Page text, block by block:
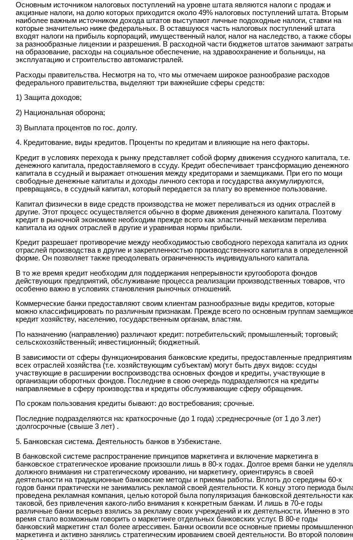
Основным источником налоговых поступлений на уровне штата являются налоги с продаж и
акцизные налоги, на долю которых приходится около 49% налоговых поступлений штата. Вторым
наиболее важным источником дохода штатов выступают личные подоходные налоги, ставки на
которые значительно ниже федеральных. В оставшуюся часть налоговых поступлений штата
входят налоги на прибыль корпораций, имущественный налог, налог на наследство, а также сборы
за разнообразные лицензии и разрешения. В расходной части бюджетов штатов занимают затраты
на образование, расходы на социальное обеспечение, на здравоохранение и больницы, на
эксплуатацию и строительство автомагистралей.
Расходы правительства. Hесмотря на то, что мы отмечаем широкое разнообразие расходов
федерального правительства, выделяют три важнейшие сферы средств:
1) Защита доходов;
2) Hациональная оборона;
3) Выплата процентов по гос. долгу.
4. Кредитование, виды кредитов. Проценты по кредитам и влияющие на него факторы.
Кредит в условиях перехода к рынку представляет собой форму движения ссудного капитала, т.е.
денежного капитала, предоставляемого в ссуду. Кредит обеспечивает трансформацию денежного
капитала в ссудный и выражает отношения между кредиторами и заемщиками. При его по мощи
свободные денежные капиталы и доходы личного сектора и государства аккумулируются,
превращаясь, в ссудный капитал, который передается за плату во временное пользование.
Капитал физически в виде средств производства не может переливаться из одних отраслей в
другие. Этот процесс осуществляется обычно в форме движения денежного капитала. Поэтому
кредит в рыночной экономике необходим прежде всего как эластичный механизм перелива
капитала из одних отраслей в другие и уравнивая нормы прибыли.
Кредит разрешает противоречие между необходимостью свободного перехода капитала из одних
отраслей производства в другие и закрепленностью производственного капитала в определенной
форме. Он позволяет также преодолевать ограниченность индивидуального капитала.
В то же время кредит необходим для поддержания непрерывности кругооборота фондов
действующих предприятий, обслуживание процесса реализации производственных товаров, что
особенно важно в условиях становления рыночных отношений.
Коммерческие банки предоставляют своим клиентам разнообразные виды кредитов, которые
можно классифицировать по различным признакам. Прежде всего по основным группам
кредит хозяйству, населению, государственным органам, властям.
По назначению (направлению) различают кредит: потребительский; промышленный; торговый;
сельскохозяйственный; инвестиционный; бюджетный.
В зависимости от сферы функционирования банковские кредиты, предоставленные предприятиям
всех отраслей хозяйства (т.е. хозяйствующим субъектам) могут быть двух видов: ссуды
участвующие в расширении воспроизводства основных фондов и кредиты, участвующие в
организации оборотных фондов. Последние в свою очередь подразделяются на кредиты
направляемые в сферу производства и кредиты обслуживающие сферу обращения.
По срокам пользования кредиты бывают: до востребования; срочные.
Последние подразделяются на: краткосрочные (до 1 года) ;среднесрочные (от 1 до 3 лет)
;долгосрочные (свыше 3 лет) .
5. Банковская система. Деятельность банков в Узбекистане.
В банковской системе распространение принципов маркетинга и включение маркетинга в
банковское стратегическое ирование произошли лишь в 80-х годах. Долгое время банки не
должного внимания ни стратегическому ированию, ни маркетингу, ориентируясь в своей
деятельности на традиционные банковские методы и приемы работы. Вплоть до середины 60-х
годов банки практически не занимались рекламой своей деятельности. К концу этого периода
проведена рекламная компания, целью которой была популяризация банковской деятельности как
таковой, без привлечения какого-либо внимания к конкретным банкам. И лишь в 70-е годы
различные банки всерьез взялись за рекламу своих учреждений и их деятельности. Именно в это
время стало возможным говорить о маркетинге отдельных банковских услуг. В 80-е годы
банковский маркетинг стал более агрессивен. Банки освоили все основные приемы
маркетинга и активно занялись стратегическим ированием своей деятельности. Во второй